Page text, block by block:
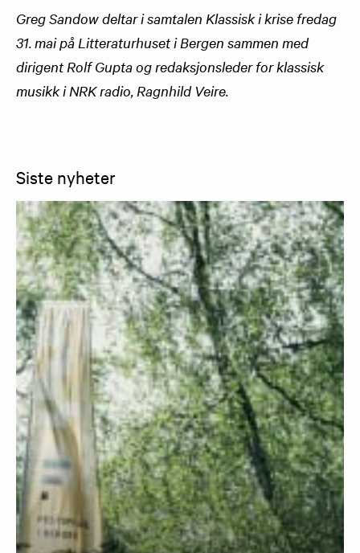
Greg Sandow deltar i samtalen Klassisk i krise fredag
31. mai på Litteraturhuset i Bergen sammen med
dirigent Rolf Gupta og redaksjonsleder for klassisk
musikk i NRK radio, Ragnhild Veire.
Siste nyheter